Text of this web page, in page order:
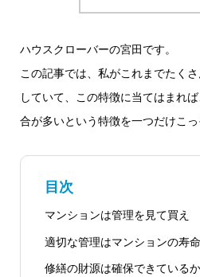
ハウスクローバーの宮田です。
この記事では、私がこれまでたく
していて、この特徴に当てはまれ
合が多いという特徴を一つだけこっ
目次
マンションは管理を見て買え
適切な管理はマンションの寿
修繕の財源は確保できている